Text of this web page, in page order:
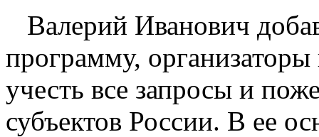
Валерий Иванович
программу,
учесть все запросы и
субъектов России. В ее